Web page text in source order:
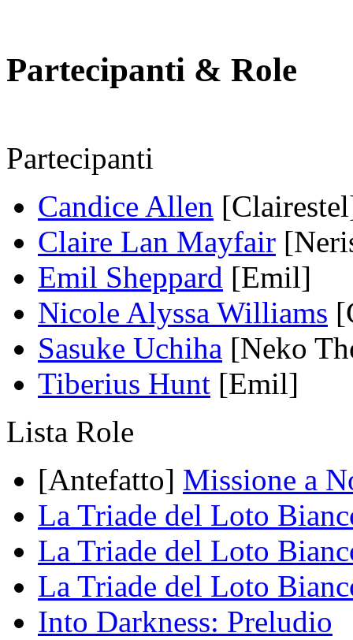
Partecipanti & Role
Partecipanti
Candice Allen
Claire Lan Mayfair
Emil Sheppard [Emil]
Nicole Alyssa Williams
Sasuke Uchiha [Neko
Tiberius Hunt [Emil]
Lista Role
[Antefatto] Missione a
La Triade del Loto
La Triade del Loto
La Triade del Loto
Into Darkness: Preludio